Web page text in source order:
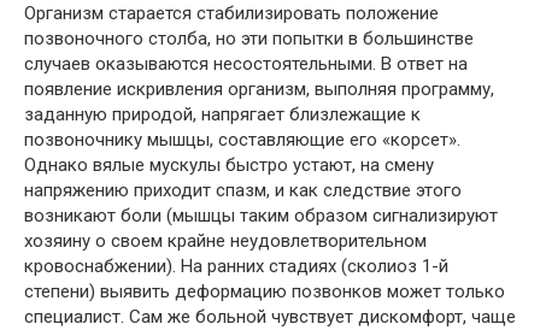
Организм старается стабилизировать положение
позвоночного столба, но эти попытки в большинстве
случаев оказываются несостоятельными. В ответ на
появление искривления организм, выполняя программу,
заданную природой, напрягает близлежащие к
позвоночнику мышцы, составляющие его «корсет».
Однако вялые мускулы быстро устают, на смену
напряжению приходит спазм, и как следствие этого
возникают боли (мышцы таким образом сигнализируют
хозяину о своем крайне неудовлетворительном
кровоснабжении). На ранних стадиях (сколиоз 1-й
степени) выявить деформацию позвонков может только
специалист. Сам же больной чувствует дискомфорт, чаще